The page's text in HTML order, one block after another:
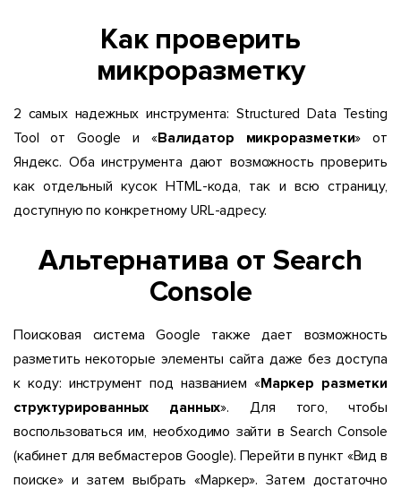
Как проверить
микроразметку
2 самых надежных инструмента: Structured Data Testing
Tool от Google и «Валидатор микроразметки» от
Яндекс. Оба инструмента дают возможность проверить
как отдельный кусок HTML-кода, так и всю страницу,
доступную по конкретному URL-адресу.
Альтернатива от Search
Console
Поисковая система Google также дает возможность
разметить некоторые элементы сайта даже без доступа
к коду: инструмент под названием «Маркер разметки
структурированных данных». Для того, чтобы
воспользоваться им, необходимо зайти в Search Console
(кабинет для вебмастеров Google). Перейти в пункт «Вид в
поиске» и затем выбрать «Маркер». Затем достаточно